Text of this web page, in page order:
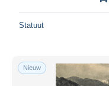
Statuut
Nieuw